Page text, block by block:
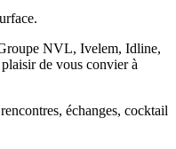
NVL, Ivelem, Idline,
de vous convier à
échanges, cocktail